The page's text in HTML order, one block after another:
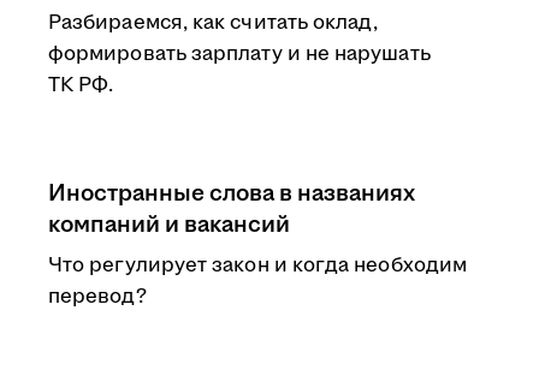
Разбираемся, как считать оклад,
формировать зарплату и не нарушать
ТК РФ.
Иностранные слова в названиях
компаний и вакансий
Что регулирует закон и когда необходим
перевод?